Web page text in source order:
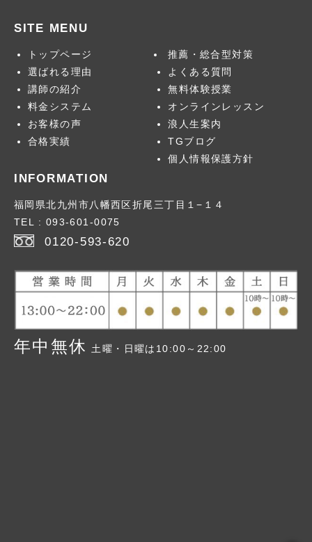
お問合せ
2026年 > 1月号
2026年 > 2月号
2026年>春号
2026年>夏号
卒業生のメッセー
ジ
> 2025年版
> 2024年版
> 2023年版
SITE MENU
トップページ
選ばれる理由
講師の紹介
料金システム
お客様の声
合格実績
推薦・総合型対策
よくある質問
無料体験授業
オンラインレッスン
浪人生案内
TGブログ
個人情報保護方針
INFORMATION
福岡県北九州市八幡西区折尾三丁目１−１４
TEL : 093-601-0075
0120-593-620
年中無休 土曜・日曜は10:00～22:00